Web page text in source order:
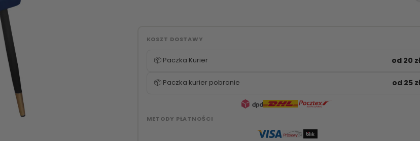
KOSZT DOSTAWY
📦 Paczka Kurier od 20
📦 Paczka kurier pobranie od 25
METODY PŁATNOŚCI